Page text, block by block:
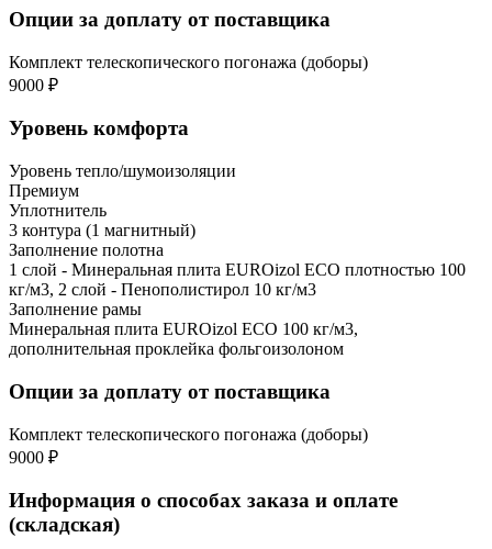
Опции за доплату от поставщика
Комплект телескопического погонажа (доборы)
9000 ₽
Уровень комфорта
Уровень тепло/шумоизоляции
Премиум
Уплотнитель
3 контура (1 магнитный)
Заполнение полотна
1 слой - Минеральная плита EUROizol ECO плотностью 100
кг/м3, 2 слой - Пенополистирол 10 кг/м3
Заполнение рамы
Минеральная плита EUROizol ECO 100 кг/м3,
дополнительная проклейка фольгоизолоном
Опции за доплату от поставщика
Комплект телескопического погонажа (доборы)
9000 ₽
Информация о способах заказа и оплате
(складская)